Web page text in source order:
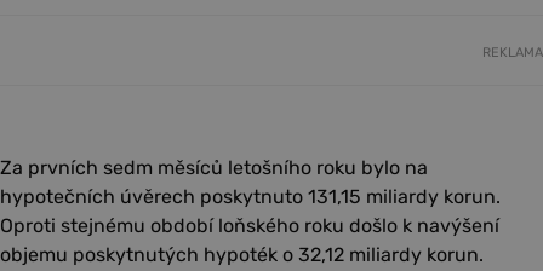
REKLAMA
Za prvních sedm měsíců letošního roku bylo na
hypotečních úvěrech poskytnuto 131,15 miliardy korun.
Oproti stejnému období loňského roku došlo k navýšení
objemu poskytnutých hypoték o 32,12 miliardy korun.